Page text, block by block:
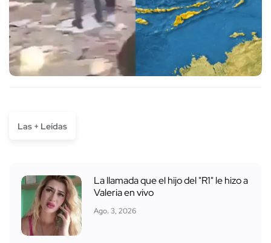
Las + Leídas
La llamada que el hijo del "R1" le hizo a
Valeria en vivo
Ago. 3, 2026